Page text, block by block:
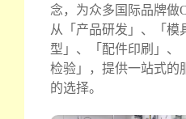
念，为众多国际品牌做
从「产品研发」、「模
型」、「配件印刷」、
检验」，提供一站式的
的选择。